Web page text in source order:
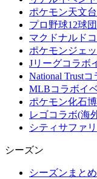
ポケモン天文台
プロ野球12球
マクドナルド
ポケモンジェ
Jリーグコラボ
National Trust
MLBコラボイ
ポケモン化石
レゴコラボ(海
シティサファリ
シーズン
シーズンまとめ